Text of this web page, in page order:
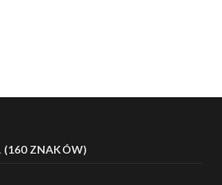
(160 ZNAKÓW)